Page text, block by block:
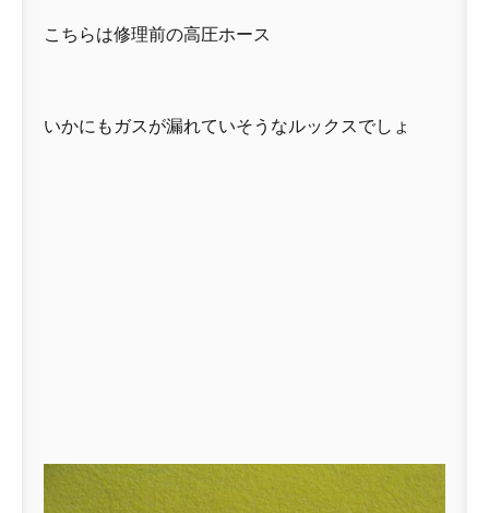
こちらは修理前の高圧ホース
いかにもガスが漏れていそうなルックスでしょ